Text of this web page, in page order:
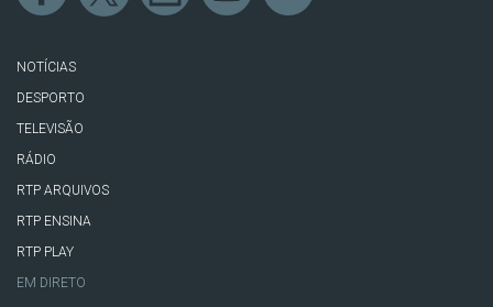
NOTÍCIAS
DESPORTO
TELEVISÃO
RÁDIO
RTP ARQUIVOS
RTP ENSINA
RTP PLAY
EM DIRETO